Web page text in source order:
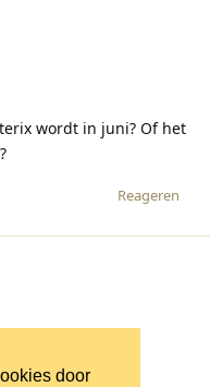
door
wordt in juni? Of het
Reageren